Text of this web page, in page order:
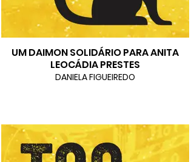
UM DAIMON SOLIDÁRIO PARA ANITA
LEOCÁDIA PRESTES
DANIELA FIGUEIREDO